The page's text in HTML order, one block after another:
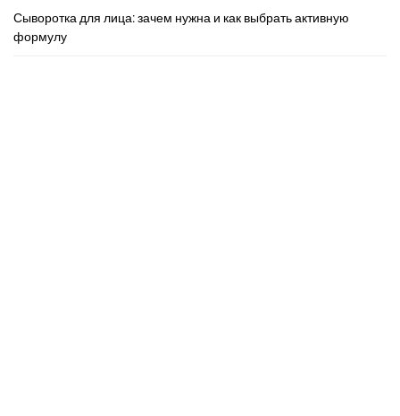
Сыворотка для лица: зачем нужна и как выбрать активную
формулу